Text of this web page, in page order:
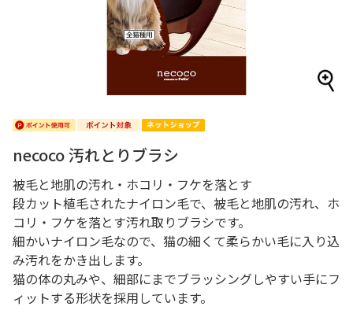
necoco 汚れとりブラシ
被毛と地肌の汚れ・ホコリ・フケを落とす
段カット植毛されたナイロン毛で、被毛と地肌の汚れ、ホ
コリ・フケを落とす汚れ取りブラシです。
細かいナイロン毛なので、猫の細くて柔らかい毛に入り込
み汚れをかき出します。
猫の体の丸みや、細部にまでブラッシングしやすい手にフ
ィットする形状を採用しています。